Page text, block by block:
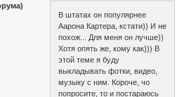
В штатах он популярнее
Аарона Картера, кстати)) И не
похож... Для меня он лучше))
Хотя опять же, кому как))) В
этой теме я буду
выкладывать фотки, видео,
музыку с ним. Короче, чо
попросите, то и постараюсь